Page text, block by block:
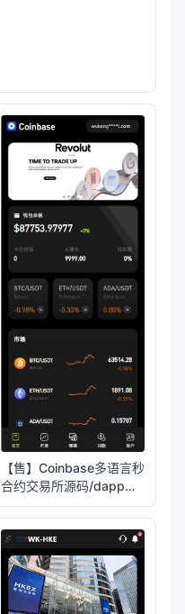
【售】Coinbase多语言秒
合约交易所源码/dapp登
录+模拟账号+K线插针
+平台币控制+盈亏控制
+ai量化+借贷